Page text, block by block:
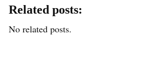
Related posts:
No related posts.